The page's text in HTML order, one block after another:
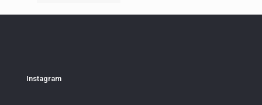
Instagram